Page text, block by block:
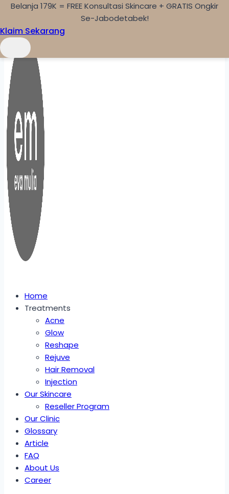
Skip to content
Home
Treatments
Acne
Glow
Reshape
Rejuve
Hair Removal
Injection
Our Skincare
Reseller Program
Our Clinic
Glossary
Article
FAQ
About Us
Career
Belanja 179K = FREE Konsultasi Skincare + GRATIS Ongkir
Se-Jabodetabek!
Klaim Sekarang